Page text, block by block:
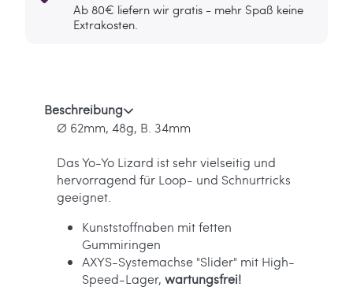
Ab 80€ liefern wir gratis - mehr Spaß keine
Extrakosten.
Beschreibung
Ø 62mm, 48g, B. 34mm
Das Yo-Yo Lizard ist sehr vielseitig und
hervorragend für Loop- und Schnurtricks
geeignet.
Kunststoffnaben mit fetten
Gummiringen
AXYS-Systemachse "Slider" mit High-
Speed-Lager, wartungsfrei!